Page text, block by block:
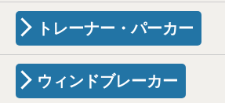
トレーナー・パーカー
ウィンドブレーカー